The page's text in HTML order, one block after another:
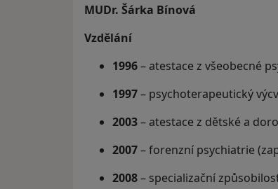
MUDr. Šárka Bínová
Vzdělání
1996– atestace z všeobecné
1997– psychoterapeutický
2003– atestace z dětské a
2007– forenzní psychiatrie
2008– specializační